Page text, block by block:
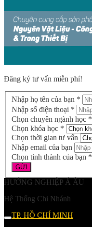
Đăng ký tư vấn miễn phí!
Nhập họ tên của bạn *
Nhập số điện thoại *
Chọn chuyên ngành học *
Chọn khóa học *
Chọn thời gian tư vấn
Nhập email của bạn
Chọn tỉnh thành của bạn *
HƯỚNG NGHIỆP Á ÂU
Hệ Thống Chi Nhánh
TP. HỒ CHÍ MINH